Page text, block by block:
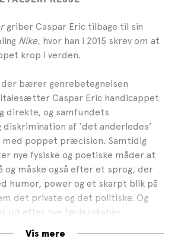
griber Caspar Eric tilbage til sin
Nike, hvor han i 2015 skrev om at
krop i verden.
der bærer genrebetegnelsen
Caspar Eric handicappet
direkte, og samfundets
af ‘det anderledes’
poppet præcision. Samtidig
nye fysiske og poetiske måder at
og måske også efter et sprog, der
humor, power og et skarpt blik på
det private og det politiske. Og
ud efter nye fællesskaber.
Vis mere